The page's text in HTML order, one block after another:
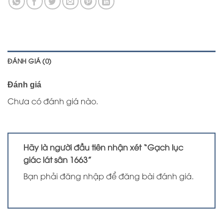
ĐÁNH GIÁ (0)
Đánh giá
Chưa có đánh giá nào.
Hãy là người đầu tiên nhận xét “Gạch lục
giác lát sân 1663”
Bạn phảiđăng nhậpđể đăng bài đánh giá.